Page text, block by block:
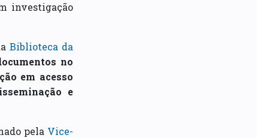
investigação
Biblioteca da
no
em acesso
e
pela Vice-